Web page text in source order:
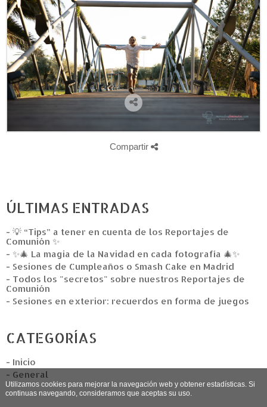
Compartir
ÚLTIMAS ENTRADAS
- 💡 “Tips” a tener en cuenta de los Reportajes de
Comunión ✨
- ✨🎄 La magia de la Navidad en cada fotografía 🎄✨
- Sesiones de Cumpleaños o Smash Cake en Madrid
- Todos los "secretos" sobre nuestros Reportajes de
Comunión
- Sesiones en exterior: recuerdos en forma de juegos
CATEGORÍAS
- Inicio
- General
Utilizamos cookies para mejorar la navegación web y obtener estadísticas. Si
continuas navegando, consideramos que aceptas su uso.